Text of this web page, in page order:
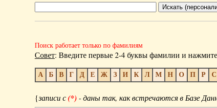
Поиск работает только по фамилиям
Совет: Введите первые 2-4 буквы фамилии и
А Б В Г Д Е Ж З И К Л М Н О П Р С
{записи с(*)- даны так, как встречаются в Базе